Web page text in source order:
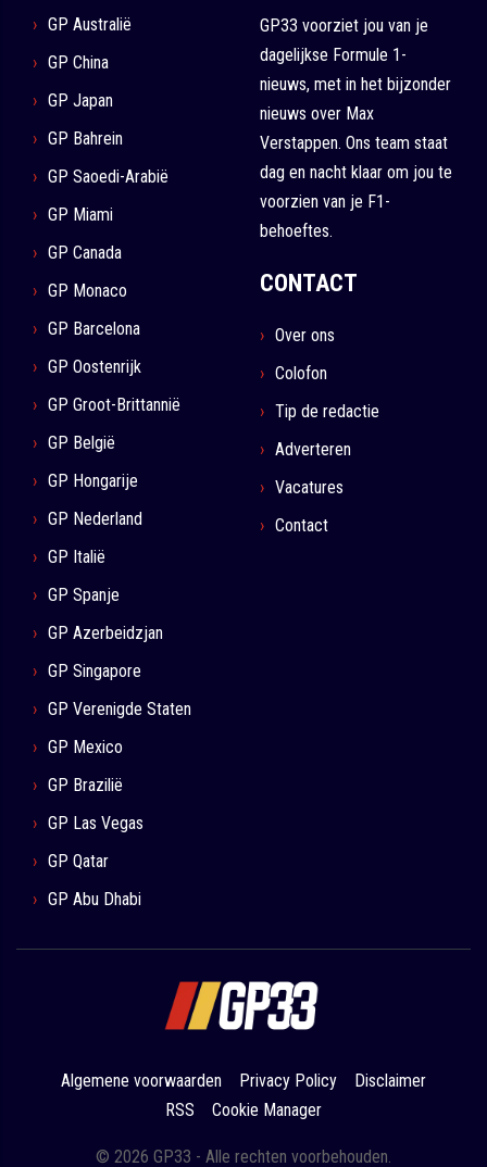
GP Australië
GP China
GP Japan
GP Bahrein
GP Saoedi-Arabië
GP Miami
GP Canada
GP Monaco
GP Barcelona
GP Oostenrijk
GP Groot-Brittannië
GP België
GP Hongarije
GP Nederland
GP Italië
GP Spanje
GP Azerbeidzjan
GP Singapore
GP Verenigde Staten
GP Mexico
GP Brazilië
GP Las Vegas
GP Qatar
GP Abu Dhabi
GP33 voorziet jou van je
dagelijkse Formule 1-
nieuws, met in het bijzonder
nieuws over Max
Verstappen. Ons team staat
dag en nacht klaar om jou te
voorzien van je F1-
behoeftes.
CONTACT
Over ons
Colofon
Tip de redactie
Adverteren
Vacatures
Contact
Algemene voorwaarden Privacy Policy
Disclaimer
RSS
Cookie Manager
© 2026 GP33 - Alle rechten voorbehouden.